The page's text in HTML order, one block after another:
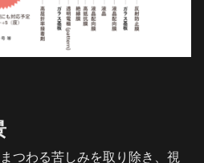
つわる苦しみを取り除き、視